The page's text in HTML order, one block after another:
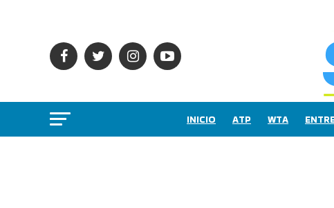
INICIO ATP WTA